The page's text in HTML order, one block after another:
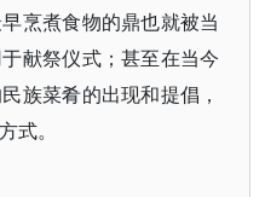
烹煮食物的鼎也就被当
献祭仪式；甚至在当今
族菜肴的出现和提倡，
式。